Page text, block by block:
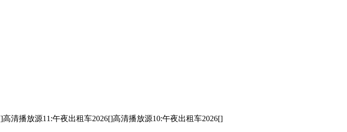
高清播放源11:午夜出租车2026[]高清播放源10:午夜出租车2026[]